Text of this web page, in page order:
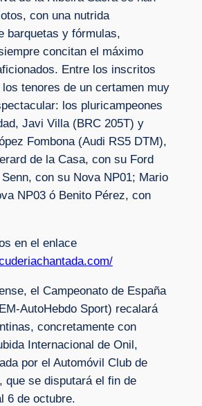
con una nutrida
barquetas y fórmulas,
concitan el máximo
Entre los inscritos
tenores de un certamen muy
los pluricampeones
Javi Villa (BRC 205T) y
Fombona (Audi RS5 DTM),
de la Casa, con su Ford
con su Nova NP01; Mario
NP03 ó Benito Pérez, con
en el enlace
el Campeonato de España
AutoHebdo Sport) recalará
concretamente con
Internacional de Onil,
por el Automóvil Club de
que se disputará el fin de
6 de octubre.